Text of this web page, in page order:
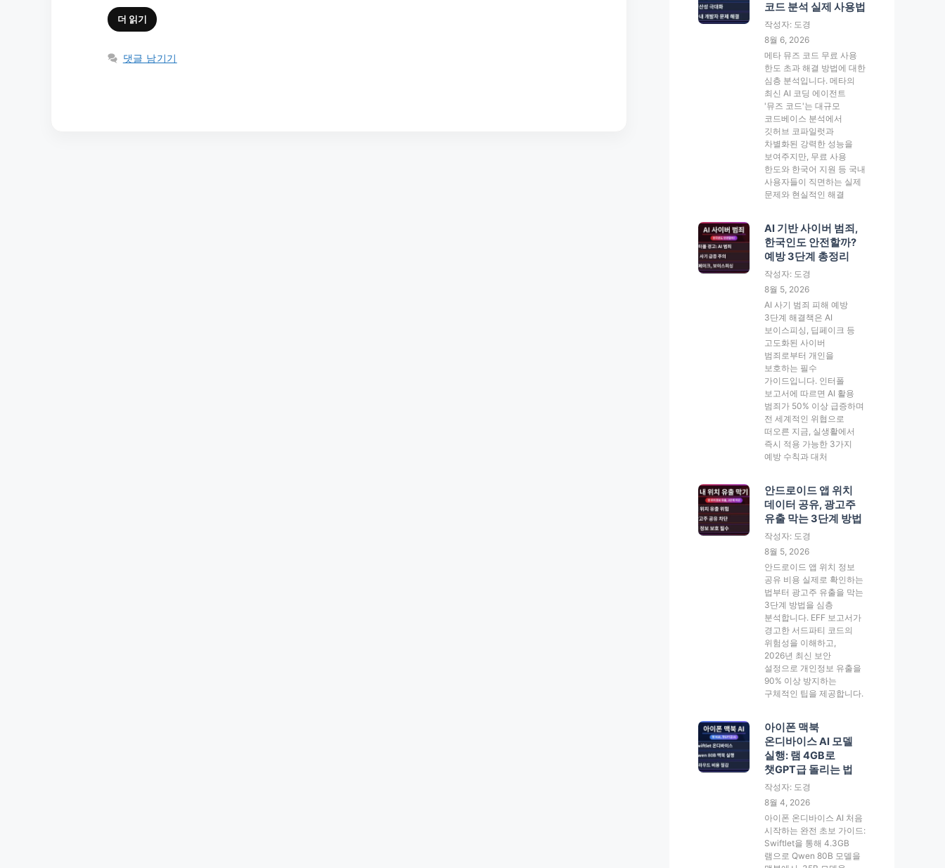
더 읽기
댓글 남기기
코드 분석 실제 사용법
작성자: 도경
8월 6, 2026
메타 뮤즈 코드 무료 사용
한도 초과 해결 방법에 대한
심층 분석입니다. 메타의
최신 AI 코딩 에이전트
'뮤즈 코드'는 대규모
코드베이스 분석에서
깃허브 코파일럿과
차별화된 강력한 성능을
보여주지만, 무료 사용
한도와 한국어 지원 등 국내
사용자들이 직면하는 실제
문제와 현실적인 해결
AI 기반 사이버 범죄,
한국인도 안전할까?
예방 3단계 총정리
작성자: 도경
8월 5, 2026
AI 사기 범죄 피해 예방
3단계 해결책은 AI
보이스피싱, 딥페이크 등
고도화된 사이버
범죄로부터 개인을
보호하는 필수
가이드입니다. 인터폴
보고서에 따르면 AI 활용
범죄가 50% 이상 급증하며
전 세계적인 위협으로
떠오른 지금, 실생활에서
즉시 적용 가능한 3가지
예방 수칙과 대처
안드로이드 앱 위치
데이터 공유, 광고주
유출 막는 3단계 방법
작성자: 도경
8월 5, 2026
안드로이드 앱 위치 정보
공유 비용 실제로 확인하는
법부터 광고주 유출을 막는
3단계 방법을 심층
분석합니다. EFF 보고서가
경고한 서드파티 코드의
위험성을 이해하고,
2026년 최신 보안
설정으로 개인정보 유출을
90% 이상 방지하는
구체적인 팁을 제공합니다.
아이폰 맥북
온디바이스 AI 모델
실행: 램 4GB로
챗GPT급 돌리는 법
작성자: 도경
8월 4, 2026
아이폰 온디바이스 AI 처음
시작하는 완전 초보 가이드:
Swiftlet을 통해 4.3GB
램으로 Qwen 80B 모델을